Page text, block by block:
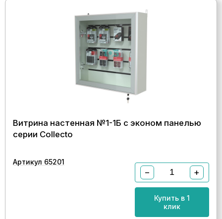
Витрина настенная №1-1Б с эконом панелью
серии Collecto
Артикул 65201
− +
Купить в 1
клик